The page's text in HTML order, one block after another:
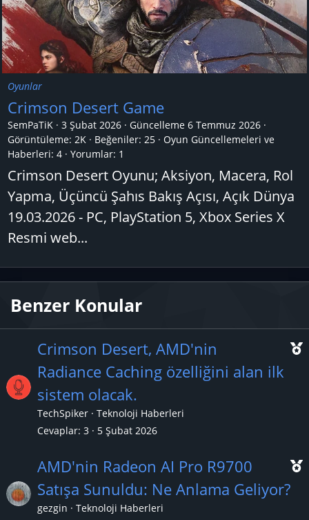
Oyunlar
Crimson Desert Game
SemPaTiK 3 Şubat 2026 Güncelleme 6 Temmuz 2026
Görüntüleme: 2K
Beğeniler: 25
Oyun Güncellemeleri ve
Haberleri: 4 Yorumlar: 1
Crimson Desert Oyunu; Aksiyon, Macera, Rol
Yapma, Üçüncü Şahıs Bakış Açısı, Açık Dünya
19.03.2026 - PC, PlayStation 5, Xbox Series X
Resmi web...
Benzer Konular
Crimson Desert, AMD'nin
Radiance Caching özelliğini alan ilk
sistem olacak.
TechSpiker
Teknoloji Haberleri
Cevaplar 3 5 Şubat 2026
AMD'nin Radeon AI Pro R9700
Satışa Sunuldu: Ne Anlama Geliyor?
gezgin
Teknoloji Haberleri